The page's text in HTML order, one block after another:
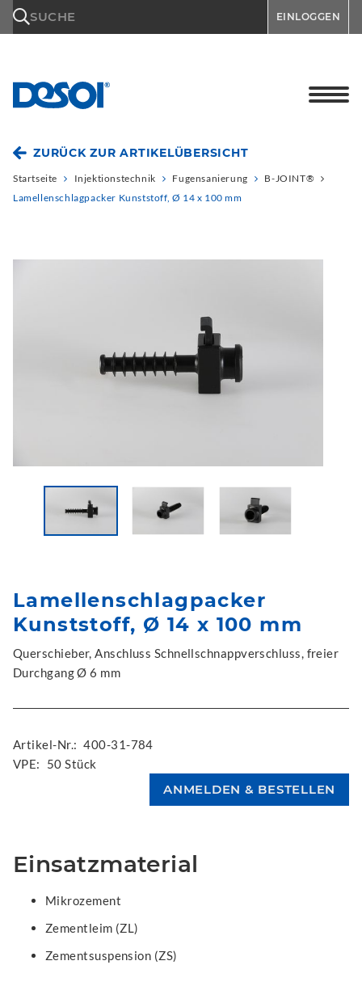
SUCHE EINLOGGEN
ZURÜCK ZUR ARTIKELÜBERSICHT
Startseite Injektionstechnik Fugensanierung
B-JOINT®
Lamellenschlagpacker Kunststoff, Ø 14 x 100 mm
Lamellenschlagpacker
Kunststoff, Ø 14 x 100 mm
Querschieber, Anschluss Schnellschnappverschluss, freier
Durchgang Ø 6 mm
Artikel-Nr.: 400-31-784
VPE:
50 Stück
Einsatzmaterial
Mikrozement
Zementleim (ZL)
Zementsuspension (ZS)